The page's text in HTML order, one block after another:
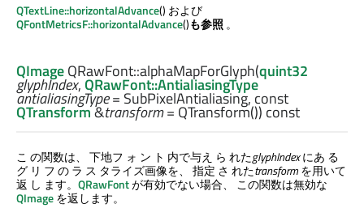
QTextLine::horizontalAdvance() および
QFontMetricsF::horizontalAdvance()も参照 。
QImageQRawFont::alphaMapForGlyph(quint32
glyphIndex,QRawFont::AntialiasingType
antialiasingType= SubPixelAntialiasing, const
QTransform&transform= QTransform()) const
こ の関数は、 下地フ ォ ン ト 内で与え ら れたglyphIndexにあ る
グ リ フ の ラ ス タライズ画像を、 指定 さ れたtransformを用いて
返 し ます。 QRawFontが有効でない場合、 この関数は無効な
QImageを返します。